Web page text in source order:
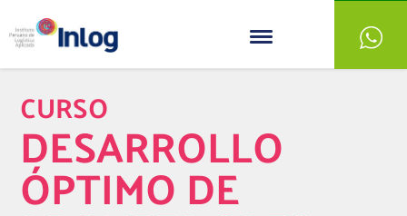
CURSO
DESARROLLO
ÓPTIMO DE